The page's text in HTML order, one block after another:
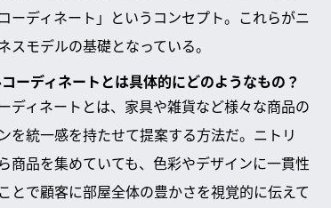
ーディネート」というコンセプト。これらがニ
スモデルの基礎となっている。
ーディネートとは具体的にどのようなもの？
ディネートとは、家具や雑貨など様々な商品の
を統一感を持たせて提案する方法だ。ニトリ
商品を集めていても、色彩やデザインに一貫性
とで顧客に部屋全体の豊かさを視覚的に伝えて